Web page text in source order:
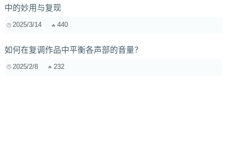
中的妙用与复现
2025/3/14 440
如何在复调作品中平衡各声部的音量？
2025/2/8 232